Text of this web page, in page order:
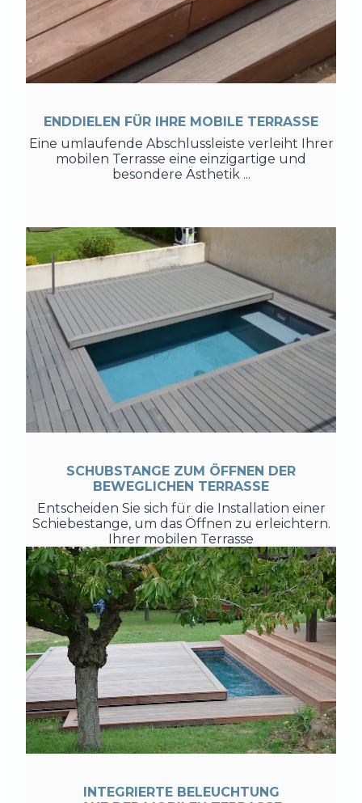
ENDDIELEN FÜR IHRE MOBILE TERRASSE
Eine umlaufende Abschlussleiste verleiht Ihrer
mobilen Terrasse eine einzigartige und
besondere Ästhetik ...
SCHUBSTANGE ZUM ÖFFNEN DER
BEWEGLICHEN TERRASSE
Entscheiden Sie sich für die Installation einer
Schiebestange, um das Öffnen zu erleichtern.
Ihrer mobilen Terrasse
INTEGRIERTE BELEUCHTUNG